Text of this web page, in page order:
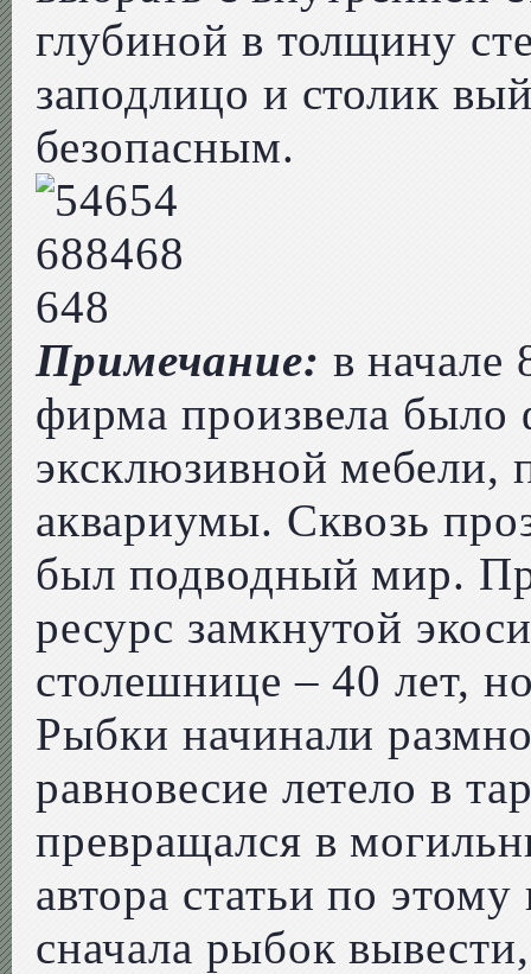
глубиной в толщину
заподлицо и столик
безопасным.
Примечание: в начале
фирма произвела было
эксклюзивной мебели,
аквариумы. Сквозь
был подводный мир.
ресурс замкнутой
столешнице – 40 лет,
Рыбки начинали
равновесие летело в
превращался в
автора статьи по
сначала рыбок